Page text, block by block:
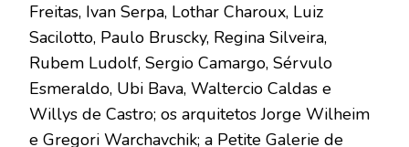
Freitas, Ivan Serpa, Lothar Charoux, Luiz
Sacilotto, Paulo Bruscky, Regina Silveira,
Rubem Ludolf, Sergio Camargo, Sérvulo
Esmeraldo, Ubi Bava, Waltercio Caldas e
Willys de Castro; os arquitetos Jorge Wilheim
e Gregori Warchavchik; a Petite Galerie de